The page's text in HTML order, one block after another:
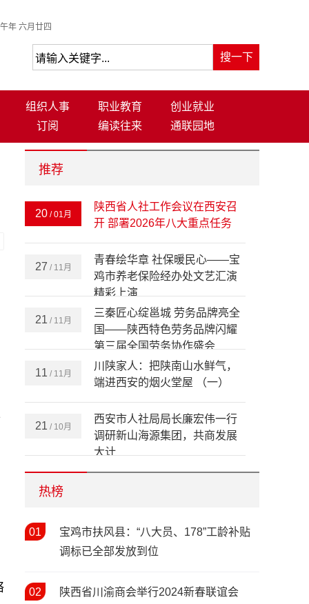
年 六月廿四
组织人事 职业教育
创业就业
订阅
编读往来 通联园地
推荐
20/ 01月
陕西省人社工作会议在西安召
开 部署2026年八大重点任务
27 / 11月
青春绘华章 社保暖民心——宝
鸡市养老保险经办处文艺汇演
精彩上演
21 / 11月
三秦匠心绽邕城 劳务品牌亮全
国——陕西特色劳务品牌闪耀
第三届全国劳务协作盛会
11 / 11月
川陕家人：把陕南山水鲜气，
端进西安的烟火堂屋 （一）
21 / 10月
西安市人社局局长廉宏伟一行
调研新山海源集团，共商发展
大计
全省依法行政和劳动保障监察
12 / 02月
情暖新春 关怀同行——陕西省
问活动
03 / 02月
业——西安市2026年春风行动
热榜
01
宝鸡市扶风县：“八大员、178”工龄补贴
调标已全部发放到位
02 陕西省川渝商会举行2024新春联谊会